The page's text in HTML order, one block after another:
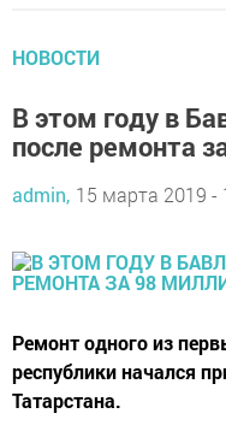
НОВОСТИ
В этом году в
после ремонта
admin, 15 марта 2019 -
Ремонт одного из
республики начался
Татарстана.